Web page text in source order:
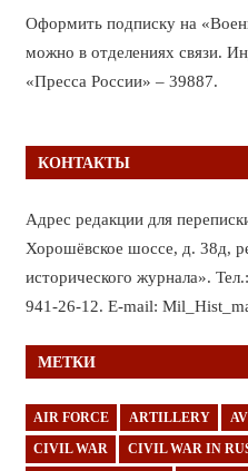
Оформить подписку на
можно в отделениях связи.
«Пресса России» – 39887.
КОНТАКТЫ
Адрес редакции для
Хорошёвское шоссе, д. 38д,
исторического журнала».
941-26-12. E-mail:
МЕТКИ
AIR FORCE ARTILLERY
CIVIL WAR CIVIL WAR IN